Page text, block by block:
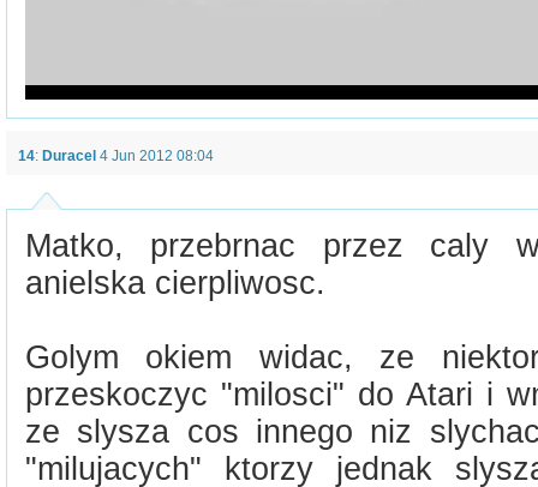
14: Duracel 4 Jun 2012 08:04
Matko, przebrnac przez caly
anielska cierpliwosc.
Golym okiem widac, ze
przeskoczyc "milosci" do Atari i
ze slysza cos innego niz
"milujacych" ktorzy jednak